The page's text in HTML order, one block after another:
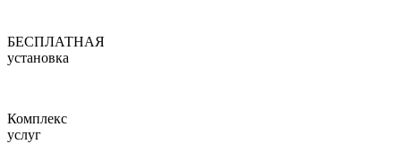
БЕСПЛАТНАЯ
установка
Комплекс
услуг